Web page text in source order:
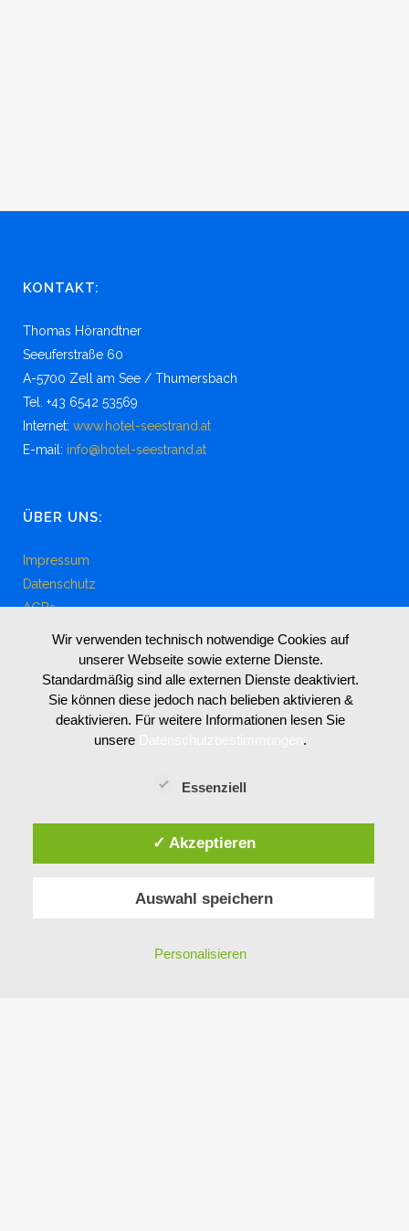
KONTAKT:
Thomas Hörandtner
Seeuferstraße 60
A-5700 Zell am See / Thumersbach
Tel. +43 6542 53569
Internet: www.hotel-seestrand.at
E-mail: info@hotel-seestrand.at
ÜBER UNS:
Impressum
Datenschutz
AGBs
LIVE WEBCAM MIT AUSSICHT VON UNSEREM
HOTEL GARNI SEESTRAND
Wir verwenden technisch notwendige Cookies auf
unserer Webseite sowie externe Dienste.
Standardmäßig sind alle externen Dienste deaktiviert.
Sie können diese jedoch nach belieben aktivieren &
deaktivieren. Für weitere Informationen lesen Sie
unsere
.
Essenziell
✓ Akzeptieren
Auswahl speichern
Personalisieren